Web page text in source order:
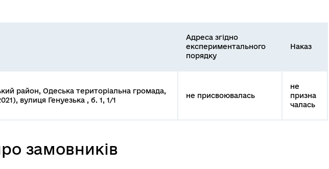
Адреса згідно
експериментального
порядку
Наказ
район, Одеська територіальна громада,
вулиця Генуезька , б. 1, 1/1
не присвоювалась
не
призна
чалась
замовників